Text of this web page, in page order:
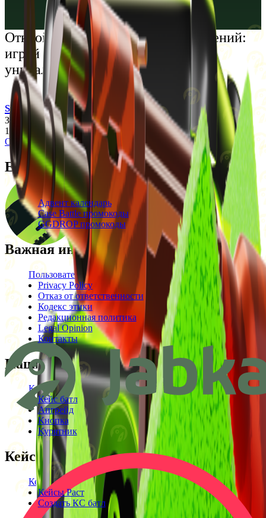
Українська
Открой мир премиальных развлечений:
играй честно и наслаждайся
уникальными впечатлениями
support@cs-wiki.org
Заходя на этот сайт, вы подтверждаете, что вам исполнилось
18 лет. Проблемы с азартными играми?
Обратится за помощью
Ежедневные бонусы
Свежие промокоды
Адвент календарь
Case Battle промокоды
GGDROP промокоды
Важная информация
Пользовательское соглашение
Privacy Policy
Отказ от ответственности
Кодекс этики
Редакционная политика
Legal Opinion
Контакты
Наши режимы
Кейсы
Кейс батл
Апгрейд
Кнопка
Курятник
Кейсы
Кейсы КС2
Кейсы Раст
Создать КС батл